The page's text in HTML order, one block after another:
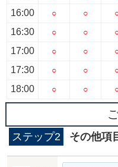
16:00
16:30
17:00
17:30
18:00
○
○
○
○
○
○
○
○
○
○
ステップ2 その他項